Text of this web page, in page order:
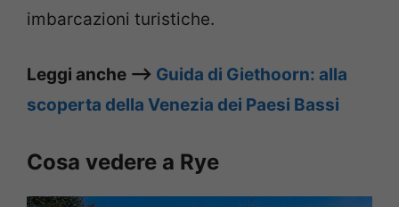
imbarcazioni turistiche.
Leggi anche –> Guida di Giethoorn: alla
scoperta della Venezia dei Paesi Bassi
Cosa vedere a Rye